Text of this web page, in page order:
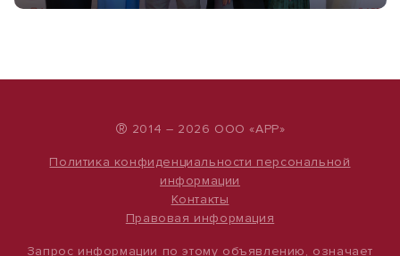
® 2014 – 2026 ООО «АРР»
Политика конфиденциальности персональной
информации
Контакты
Правовая информация
Запрос информации по этому объявлению, означает